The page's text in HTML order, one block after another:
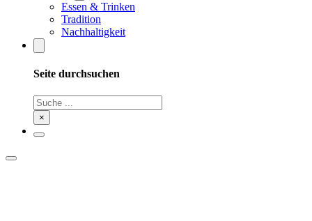
Essen & Trinken
Tradition
Nachhaltigkeit
Seite durchsuchen
Suchen
×